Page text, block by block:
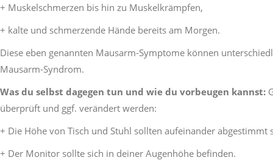
+ Muskelschmerzen bis hin zu Muskelkrämpfen,
+ kalte und schmerzende Hände bereits am Morgen.
Diese eben genannten Mausarm-Symptome können
Mausarm-Syndrom.
Was du selbst dagegen tun und wie du vorbeugen kannst:
überprüft und ggf. verändert werden:
+ Die Höhe von Tisch und Stuhl sollten aufeinander abgestimmt
+ Der Monitor sollte sich in deiner Augenhöhe befinden.